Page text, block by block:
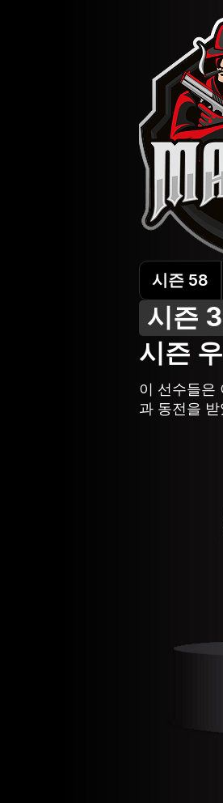
시즌 58
시즌
시즌
이 선수들은
과 동전을